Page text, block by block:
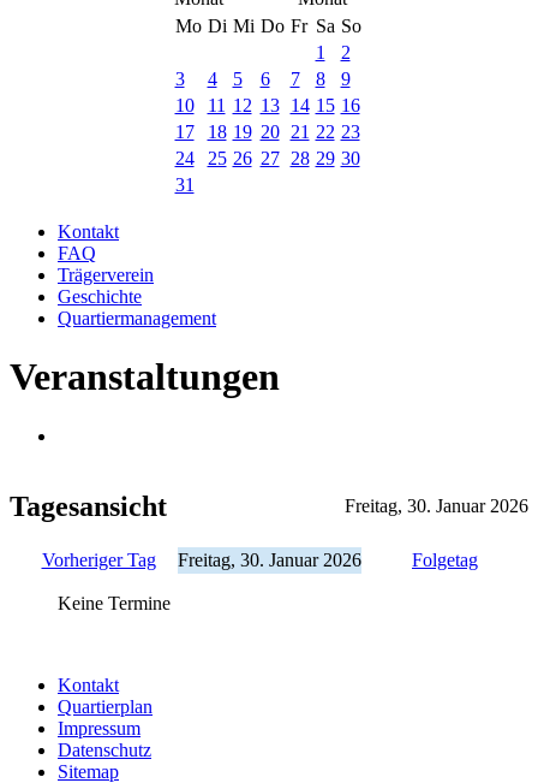
Mo Di Mi Do Fr Sa So
1
2
3
4 5 6 7 8
9
10
11 12 13 14 15 16
17
18 19 20 21 22 23
24
25 26 27 28 29 30
31
Kontakt
FAQ
Trägerverein
Geschichte
Quartiermanagement
Veranstaltungen
Tagesansicht Freitag, 30. Januar 2026
Vorheriger Tag Freitag, 30. Januar 2026 Folgetag
Keine Termine
Kontakt
Quartierplan
Impressum
Datenschutz
Sitemap